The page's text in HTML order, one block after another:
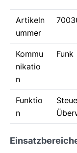
Artikeln
ummer
Kommu
nikatio
n
Funk
Funktio
n